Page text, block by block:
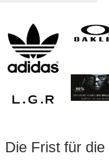
Die Frist für